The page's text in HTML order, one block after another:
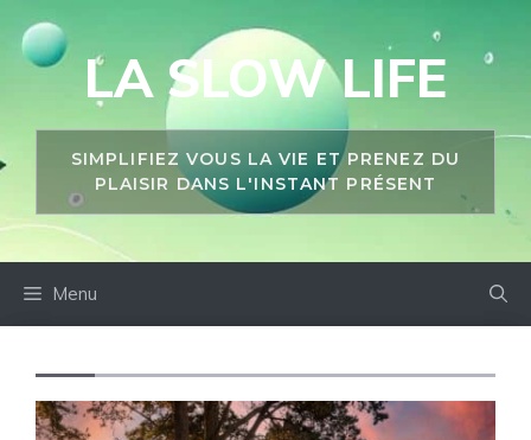
LA SLOW LIFE
SIMPLIFIEZ VOUS LA VIE ET PRENEZ DU
PLAISIR DANS L'INSTANT PRÉSENT
Menu